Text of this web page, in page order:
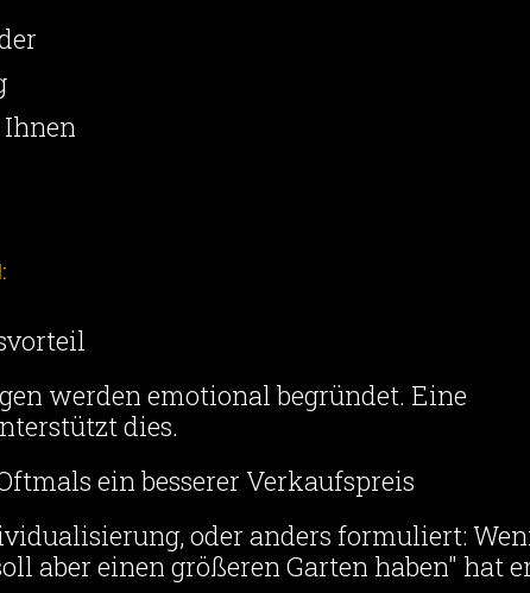
werden emotional begründet. Eine
dies.
ein besserer Verkaufspreis
oder anders formuliert:
aber einen größeren Garten haben" hat